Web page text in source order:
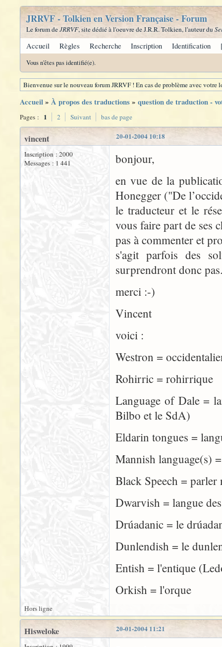
JRRVF - Tolkien en Version Française - Forum
Le forum deJRRVF, site dédié à l'oeuvre de J.R.R. Tolkien, l'auteur du
Accueil Règles Recherche Inscription Identification
Vous n'êtes pas identifié(e).
Bienvenue sur le nouveau forum JRRVF ! En cas de problème avec
Accueil» À propos des traductions» question de traduction -
Pages : 1 2 Suivant bas de page
20-01-2004 10:18
vincent
Inscription : 2000
Messages : 1 441
bonjour,
en vue de la
Honegger ("De
le traducteur et le
vous faire part de ses
pas à commenter et
s'agit parfois des
surprendront donc
merci :-)
Vincent
voici :
Westron =
Rohirric = rohirrique
Language of Dale
Bilbo et le SdA)
Eldarin tongues =
Mannish language(s)
Black Speech = parler
Dwarvish = langue
Drúadanic = le
Dunlendish = le
Entish = l'entique
Orkish = l'orque
Hors ligne
20-01-2004 11:21
Hisweloke